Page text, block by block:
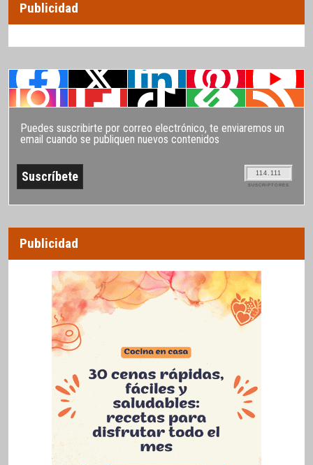
Publicidad
Puedes suscribirte por correo electrónico, te enviaremos un
email cuando se publiquen nuevos contenidos
114.111
SUSCRIPTORES
Publicidad